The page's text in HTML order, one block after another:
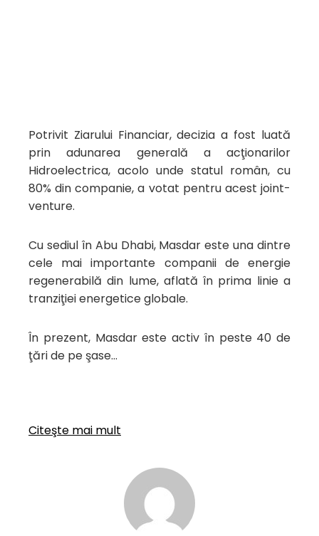
Potrivit Ziarului Financiar, decizia a fost luată
prin adunarea generală a acţionarilor
Hidroelectrica, acolo unde statul român, cu
80% din companie, a votat pentru acest joint-
venture.
Cu sediul în Abu Dhabi, Masdar este una dintre
cele mai importante companii de energie
regenerabilă din lume, aflată în prima linie a
tranziţiei energetice globale.
În prezent, Masdar este activ în peste 40 de
ţări de pe şase…
Citeşte mai mult